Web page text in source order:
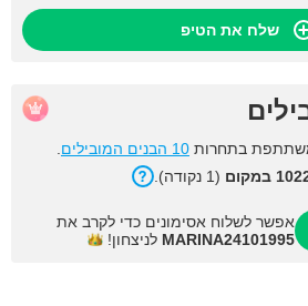
שלח את הטיפ
בתחרות 10 הבנים המובילים
במקום (1 נקודה).
אפשר לשלוח אסימונים כדי לקרב את
MARINA24101995 לניצחון!